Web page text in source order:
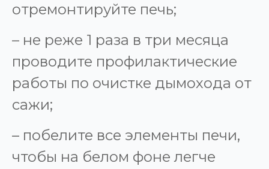
отремонтируйте печь;
– не реже 1 раза в три месяца
проводите профилактические
работы по очистке дымохода от
сажи;
– побелите все элементы печи,
чтобы на белом фоне легче